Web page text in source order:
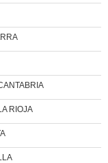
RIOJA